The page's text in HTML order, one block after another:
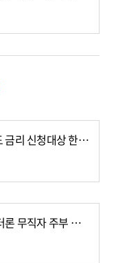
토스뱅크 신용대출 한도 금리 신청대상 한번에 알아보기
우리 은행 우리 홈마스터론 무직자 주부 대출 조건 신청방법 주부 추천!